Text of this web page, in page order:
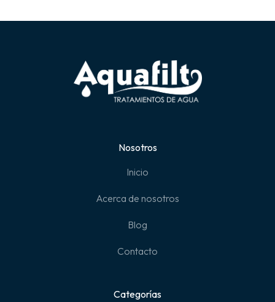
Nosotros
Inicio
Acerca de nosotros
Blog
Contacto
Categorías